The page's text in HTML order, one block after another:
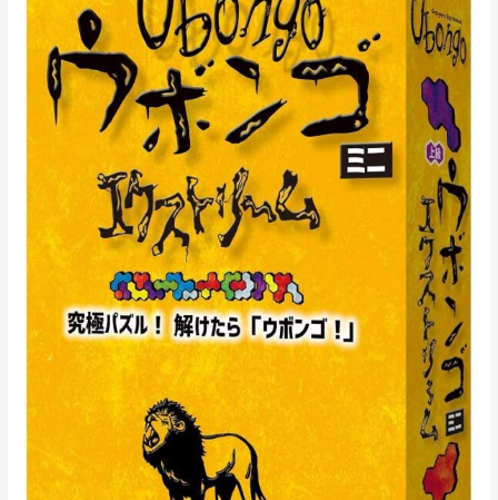
ニ
エ